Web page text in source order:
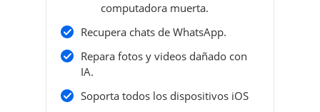
computadora muerta.
Recupera chats de WhatsApp.
Repara fotos y videos dañado con
IA.
Soporta todos los dispositivos iOS